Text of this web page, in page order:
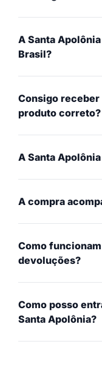
A Santa
Brasil?
Consigo receber
produto correto?
A Santa
A compra
Como
devoluções?
Como posso
Santa Apolônia?